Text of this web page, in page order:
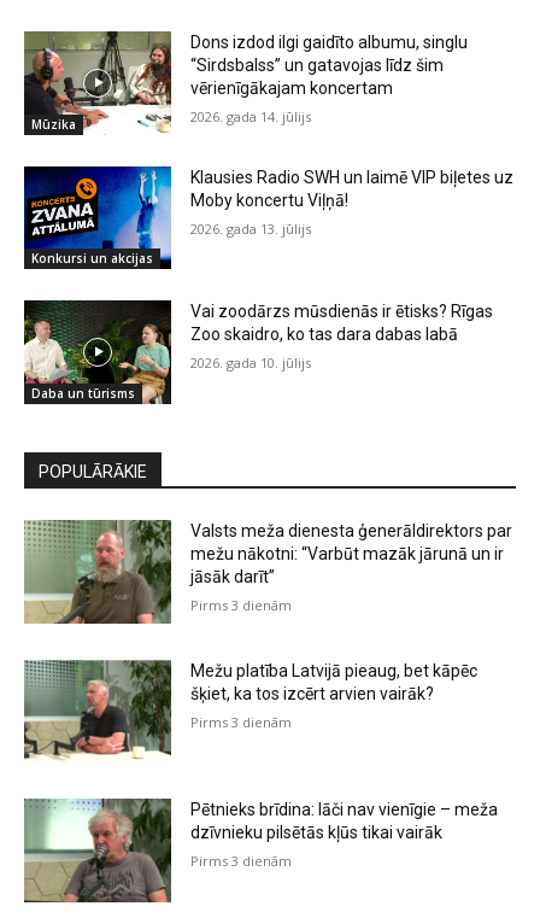
Mūzika
Dons izdod ilgi gaidīto albumu, singlu
“Sirdsbalss” un gatavojas līdz šim
vērienīgākajam koncertam
2026. gada 14. jūlijs
Konkursi un akcijas
Klausies Radio SWH un laimē VIP biļetes uz
Moby koncertu Viļņā!
2026. gada 13. jūlijs
Daba un tūrisms
Vai zoodārzs mūsdienās ir ētisks? Rīgas
Zoo skaidro, ko tas dara dabas labā
2026. gada 10. jūlijs
POPULĀRĀKIE
Valsts meža dienesta ģenerāldirektors par
mežu nākotni: “Varbūt mazāk jārunā un ir
jāsāk darīt”
Pirms 3 dienām
Mežu platība Latvijā pieaug, bet kāpēc
šķiet, ka tos izcērt arvien vairāk?
Pirms 3 dienām
Pētnieks brīdina: lāči nav vienīgie – meža
dzīvnieku pilsētās kļūs tikai vairāk
Pirms 3 dienām